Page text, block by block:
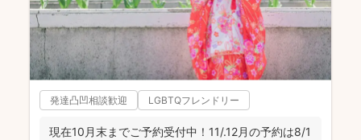
発達凸凹相談歓迎 LGBTQフレンドリー
現在10月末までご予約受付中！11/.12月の予約は8/1